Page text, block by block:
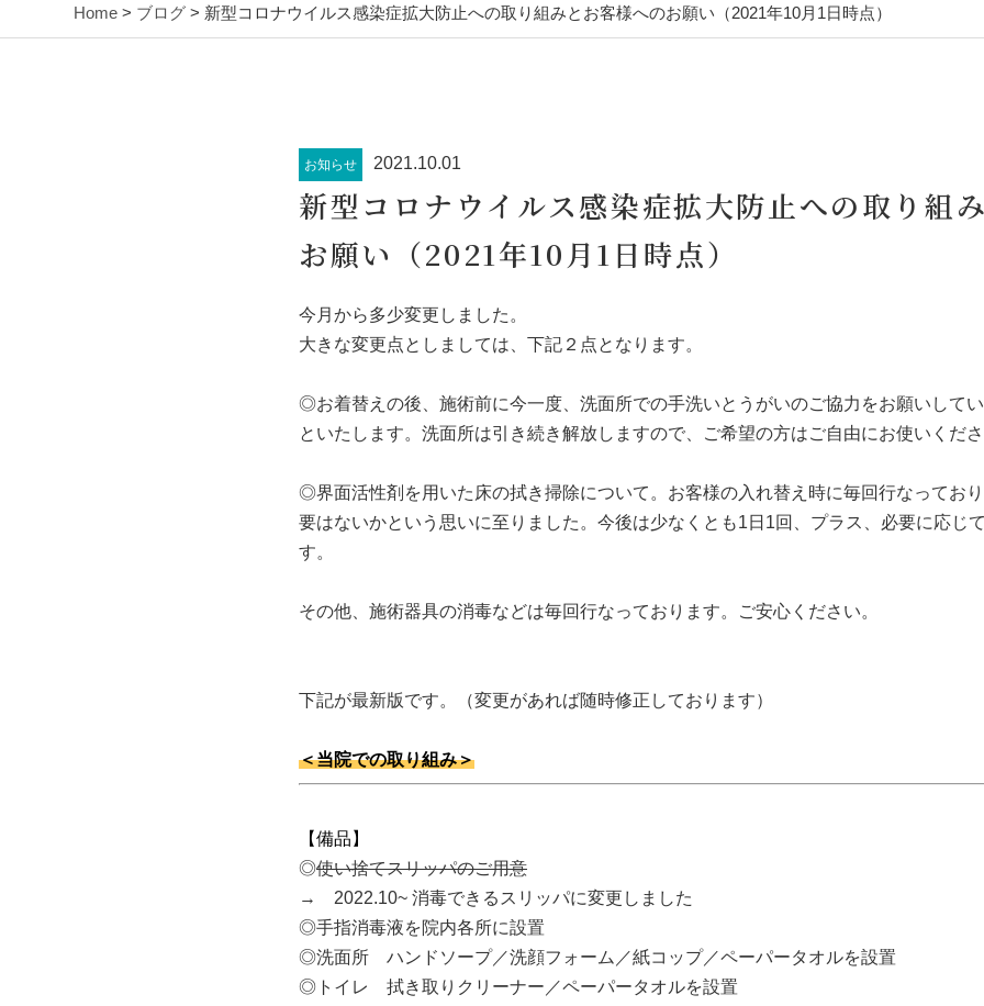
Home > ブログ > 新型コロナウイルス感染症拡大防止への取り組みとお客様へのお願い（2021年10月1日時点）
お知らせ 2021.10.01
新型コロナウイルス感染症拡大防止への取り組
お願い（2021年10月1日時点）
今月から多少変更しました。
大きな変更点としましては、下記２点となります。
◎お着替えの後、施術前に今一度、洗面所での手洗いとうがいのご協力をお願いして
といたします。洗面所は引き続き解放しますので、ご希望の方はご自由にお使いくだ
◎界面活性剤を用いた床の拭き掃除について。お客様の入れ替え時に毎回行なってお
要はないかという思いに至りました。今後は少なくとも1日1回、プラス、必要に応じ
す。
その他、施術器具の消毒などは毎回行なっております。ご安心ください。
下記が最新版です。（変更があれば随時修正しております）
＜当院での取り組み＞
【備品】
◎使い捨てスリッパのご用意
→ 2022.10~ 消毒できるスリッパに変更しました
◎手指消毒液を院内各所に設置
◎洗面所 ハンドソープ／洗顔フォーム／紙コップ／ペーパータオルを設置
◎トイレ 拭き取りクリーナー／ペーパータオルを設置